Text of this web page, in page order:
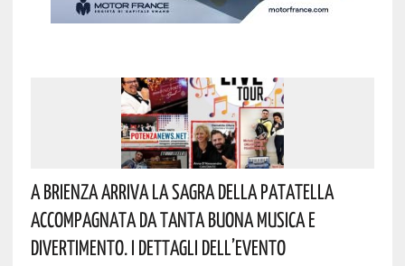
A Brienza Arriva La Sagra Della Patatella
Accompagnata Da Tanta Buona Musica E
Divertimento. I Dettagli Dell’evento